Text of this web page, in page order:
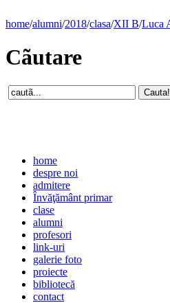
home/alumni/2018/clasa/XII B/Luca
Cãutare
home
despre noi
admitere
Învăţământ primar
clase
alumni
profesori
link-uri
galerie foto
proiecte
bibliotecă
contact